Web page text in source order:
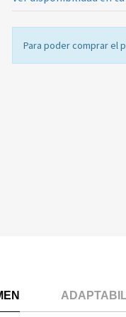
Para poder comprar el